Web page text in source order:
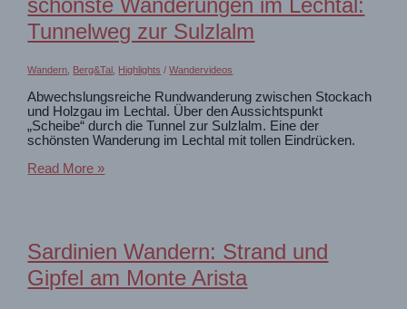
👍
Geheimtipp
Monte
schönste Wanderungen im Lechtal:
Tunnelweg zur Sulzlalm
Wandern Berg&Tal Highlights /Wandervideos
Abwechslungsreiche Rundwanderung zwischen Stockach
und Holzgau im Lechtal. Über den Aussichtspunkt
„Scheibe“ durch die Tunnel zur Sulzlalm. Eine der
schönsten Wanderung im Lechtal mit tollen Eindrücken.
schönste
Sulzlalm
Read More »
Sardinien Wandern: Strand und
Gipfel am Monte Arista